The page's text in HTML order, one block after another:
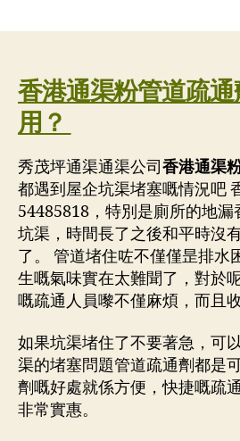
香港通渠粉管道疏
用？
秀茂坪通渠通渠公司香港通渠
都遇到屋企坑渠堵塞嘅情況吧
54485818，特別是廁所的地
坑渠，時間長了之後和平時沒
了。 管道堵住咗不僅僅昰排水
生嘅氣味實在太難聞了，對於
嘅疏通人員嚟不僅麻煩，而且收
如果坑渠堵住了不要著急，可
渠的堵塞問題管道疏通劑都是
劑嘅好處就係方便，快捷嘅疏
非常實惠。